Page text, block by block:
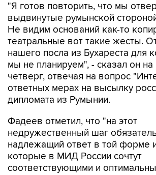
"Я готов повторить, что мы
выдвинутые румынской
Не видим оснований как-то
театральные вот такие жесты.
нашего посла из Бухареста для
мы не планируем", - сказал он
четверг, отвечая на вопрос
ответных мерах на высылку
дипломата из Румынии.
Фадеев отметил, что "на этот
недружественный шаг
надлежащий ответ в той форме
которые в МИД России сочтут
соответствующими и